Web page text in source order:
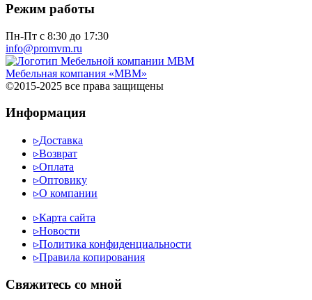
Режим работы
Пн-Пт с 8:30 до 17:30
info@promvm.ru
Мебельная компания «МВМ»
©2015-2025 все права защищены
Информация
▹Доставка
▹Возврат
▹Оплата
▹Оптовику
▹О компании
▹Карта сайта
▹Новости
▹Политика конфиденциальности
▹Правила копирования
Cвяжитесь со мной